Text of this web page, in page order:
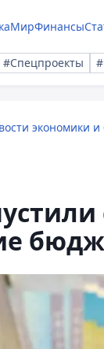
МирФинансы
#Спецпроекты
экономики и